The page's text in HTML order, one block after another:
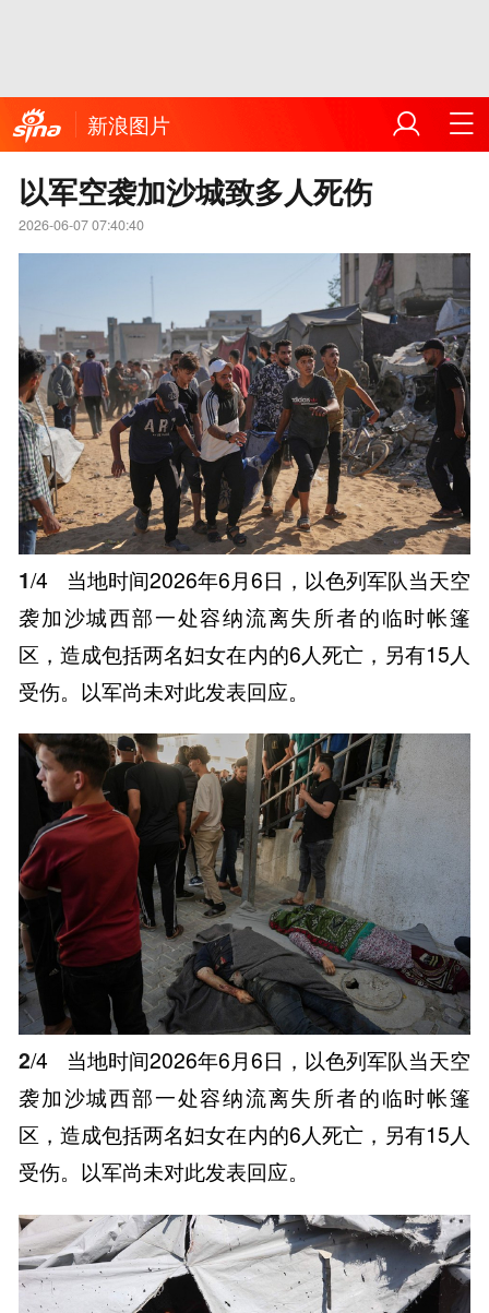
新浪图片
以军空袭加沙城致多人死伤
2026-06-07 07:40:40
1/4
当地时间2026年6月6日，以色列军队当天空
袭加沙城西部一处容纳流离失所者的临时帐篷
区，造成包括两名妇女在内的6人死亡，另有15人
受伤。以军尚未对此发表回应。
2/4
当地时间2026年6月6日，以色列军队当天空
袭加沙城西部一处容纳流离失所者的临时帐篷
区，造成包括两名妇女在内的6人死亡，另有15人
受伤。以军尚未对此发表回应。